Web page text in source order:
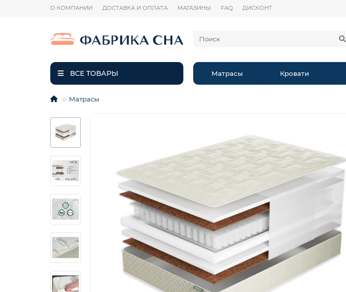
О КОМПАНИИ ДОСТАВКА И ОПЛАТА МАГАЗИНЫ FAQ ДИСКОНТ
ВСЕ ТОВАРЫ Матрасы Кровати
Матрасы